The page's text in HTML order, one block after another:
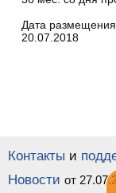
Дата размещения
20.07.2018
Контакты и
Новости от